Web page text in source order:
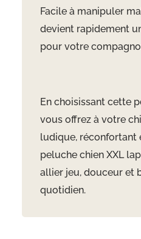
Facile à manipuler
devient rapidement
pour votre
En choisissant cette
vous offrez à votre
ludique, réconfortant
peluche chien XXL
allier jeu, douceur et
quotidien.